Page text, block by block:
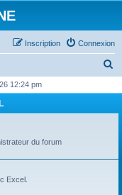
Connexion
Inscription
h
12:24 pm
du forum
Excel.